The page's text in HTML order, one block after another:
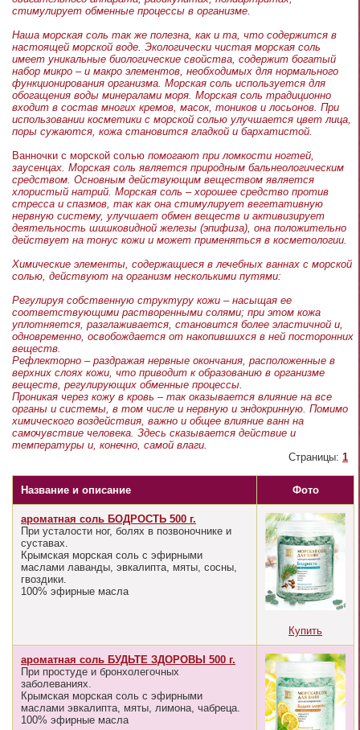
стимулирует обменные процессы в организме.
Наша морская соль так же полезна, как и та, что содержится в
настоящей морской воде. Экологически чистая морская соль
имеет уникальные биологические свойства, содержит богатый
набор микро – и макро элементов, необходимых для нормального
функционирования организма. Морская соль используется для
обогащения воды минералами моря. Морская соль традиционно
входит в состав многих кремов, масок, тоников и лосьонов. При
использовании косметики с морской солью улучшается цвет лица,
поры сужаются, кожа становится гладкой и бархатистой.
Ванночки с морской солью помогают при ломкости ногтей,
заусенцах. Морская соль является природным бальнеологическим
средством. Основным действующим веществом является
хлористый натрий. Морская соль – хорошее средство против
стресса и спазмов, так как она стимулирует вегетативную
нервную систему, улучшает обмен веществ и активизирует
деятельность шишковидной железы (эпифиза), она положительно
действует на тонус кожи и может применяться в косметологии.
Химические элементы, содержащиеся в лечебных ваннах с морской
солью, действуют на организм несколькими путями:
Регулируя собственную структуру кожи – насыщая ее
соответствующими растворенными солями; при этом кожа
уплотняется, разглаживается, становится более эластичной и,
одновременно, освобождается от накопившихся в ней посторонних
веществ.
Рефлекторно – раздражая нервные окончания, расположенные в
верхних слоях кожи, что приводит к образованию в организме
веществ, регулирующих обменные процессы.
Проникая через кожу в кровь – так оказывается влияние на все
органы и системы, в том числе и нервную и эндокринную. Помимо
химического воздействия, важно и общее влияние ванн на
самочувствие человека. Здесь сказывается действие и
температуры и, конечно, самой влаги.
Страницы: 1
Название и описание Фото
ароматная соль БОДРОСТЬ 500 г.
При усталости ног, болях в позвоночнике и
суставах.
Крымская морская соль с эфирными
маслами лаванды, эвкалипта, мяты, сосны,
гвоздики.
100% эфирные масла
Купить
ароматная соль БУДЬТЕ ЗДОРОВЫ 500 г.
При простуде и бронхолегочных
заболеваниях.
Крымская морская соль с эфирными
маслами эвкалипта, мяты, лимона, чабреца.
100% эфирные масла